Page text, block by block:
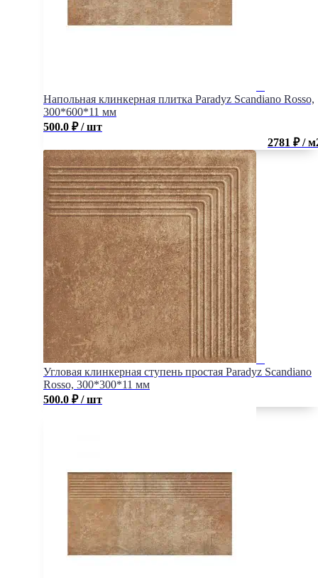
Напольная клинкерная плитка Paradyz Scandiano Rosso,
300*600*11 мм
500.0 ₽ / шт
2781 ₽ /
Угловая клинкерная ступень простая Paradyz Scandiano
Rosso, 300*300*11 мм
500.0 ₽ / шт